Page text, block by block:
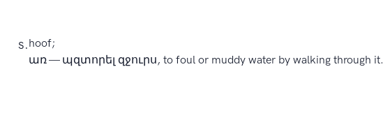
s.hoof;
առ — պզտորել զջուրս, to foul or muddy water by walking through it.